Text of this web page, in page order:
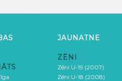
JAUNATNE
ZĒNI
Zēni U-19 (2007)
Zēni U-18 (2008)